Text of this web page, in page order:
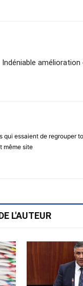
Indéniable
qui essaient de regrouper
même site
L'AUTEUR